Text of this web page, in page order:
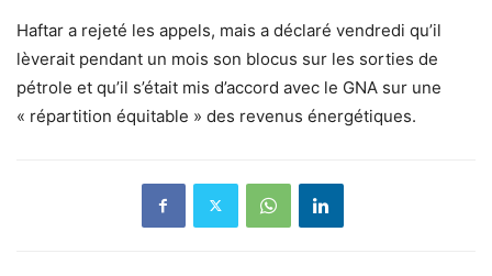
Haftar a rejeté les appels, mais a déclaré vendredi qu’il
lèverait pendant un mois son blocus sur les sorties de
pétrole et qu’il s’était mis d’accord avec le GNA sur une
« répartition équitable » des revenus énergétiques.